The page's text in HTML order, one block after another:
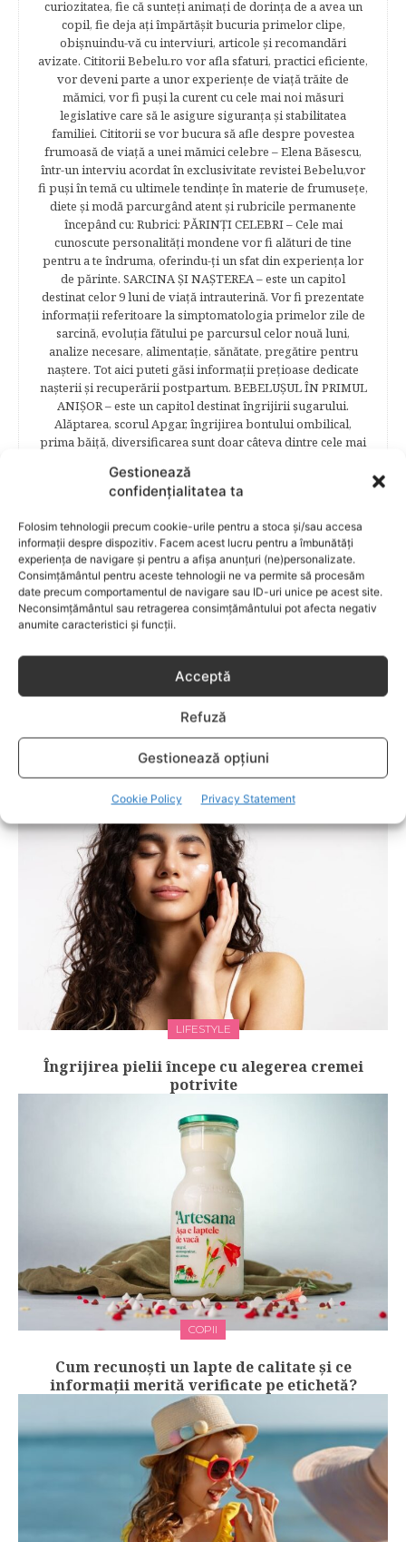
Gestionează
confidențialitatea ta
Folosim tehnologii precum cookie-urile pentru a stoca și/sau accesa
informații despre dispozitiv. Facem acest lucru pentru a îmbunătăți
experiența de navigare și pentru a afișa anunțuri (ne)personalizate.
Consimțământul pentru aceste tehnologii ne va permite să procesăm
date precum comportamentul de navigare sau ID-uri unice pe acest site.
Neconsimțământul sau retragerea consimțământului pot afecta negativ
anumite caracteristici și funcții.
Acceptă
Refuză
Gestionează opțiuni
Cookie Policy Privacy Statement
curiozitatea, fie că sunteţi animaţi de dorinţa de a avea un
copil, fie deja aţi împărtăşit bucuria primelor clipe,
obişnuindu-vă cu interviuri, articole şi recomandări
avizate. Cititorii Bebelu.ro vor afla sfaturi, practici eficiente,
vor deveni parte a unor experienţe de viaţă trăite de
mămici, vor fi puşi la curent cu cele mai noi măsuri
legislative care să le asigure siguranţa şi stabilitatea
familiei. Cititorii se vor bucura să afle despre povestea
frumoasă de viață a unei mămici celebre – Elena Băsescu,
într-un interviu acordat în exclusivitate revistei Bebelu,vor
fi puşi în temă cu ultimele tendinţe în materie de frumuseţe,
diete şi modă parcurgând atent şi rubricile permanente
începând cu: Rubrici: PĂRINŢI CELEBRI – Cele mai
cunoscute personalităţi mondene vor fi alături de tine
pentru a te îndruma, oferindu-ţi un sfat din experienţa lor
de părinte. SARCINA ŞI NAŞTEREA – este un capitol
destinat celor 9 luni de viaţă intrauterină. Vor fi prezentate
informaţii referitoare la simptomatologia primelor zile de
sarcină, evoluţia fătului pe parcursul celor nouă luni,
analize necesare, alimentaţie, sănătate, pregătire pentru
naştere. Tot aici puteti găsi informaţii preţioase dedicate
naşterii şi recuperării postpartum. BEBELUŞUL ÎN PRIMUL
ANIŞOR – este un capitol destinat îngrijirii sugarului.
Alăptarea, scorul Apgar, îngrijirea bontului ombilical,
prima băiţă, diversificarea sunt doar câteva dintre cele mai
dedicat creşterii şi îngrijirii copilului din primul an şi până
la vârsta şcolară. Mămicile vor reuşi să afle cum anume să
încât să crească perfect sănătos. EDUCAŢIE – este un capitol
captivant în care poţi afla cum să îţi educi copilul în aşa fel
încât să poţi obţine performanţe şcolare sigure. FAMILIA –
este un capitol destinat vieţii de familie ce conţine o serie
întreagă de sfaturi eficiente. COPII TALENTAŢI – este un
capitol fascinant dedicat copiilor valoroși ai țării. ÎNVAŢĂ
anumitor probleme de sănătate ce pot afecta atât viaţa
copiilor, cât şi pe cea a părinţilor.
RELATED POSTS
LIFESTYLE
Îngrijirea pielii începe cu alegerea cremei
potrivite
COPII
Cum recunoști un lapte de calitate și ce
informații merită verificate pe etichetă?